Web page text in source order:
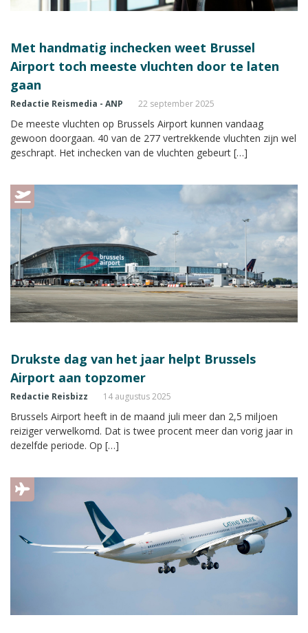
Met handmatig inchecken weet Brussel
Airport toch meeste vluchten door te laten
gaan
Redactie Reismedia - ANP 22 september 2025
De meeste vluchten op Brussels Airport kunnen vandaag
gewoon doorgaan. 40 van de 277 vertrekkende vluchten zijn wel
geschrapt. Het inchecken van de vluchten gebeurt […]
Drukste dag van het jaar helpt Brussels
Airport aan topzomer
Redactie Reisbizz 14 augustus 2025
Brussels Airport heeft in de maand juli meer dan 2,5 miljoen
reiziger verwelkomd. Dat is twee procent meer dan vorig jaar in
dezelfde periode. Op […]